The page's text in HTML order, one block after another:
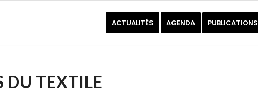
ACTUALITÉS AGENDA PUBLICATIONS
DU TEXTILE